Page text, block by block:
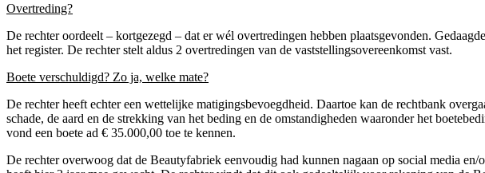
Overtreding?
De rechter oordeelt – kortgezegd – dat er wél overtredingen hebben plaatsgevonden.
het register. De rechter stelt aldus 2 overtredingen van de vaststellingsovereenkomst vast.
Boete verschuldigd? Zo ja, welke mate?
De rechter heeft echter een wettelijke matigingsbevoegdheid. Daartoe kan de rechtbank
schade, de aard en de strekking van het beding en de omstandigheden waaronder het
vond een boete ad € 35.000,00 toe te kennen.
De rechter overwoog dat de Beautyfabriek eenvoudig had kunnen nagaan op social media